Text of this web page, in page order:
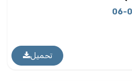
تحميل